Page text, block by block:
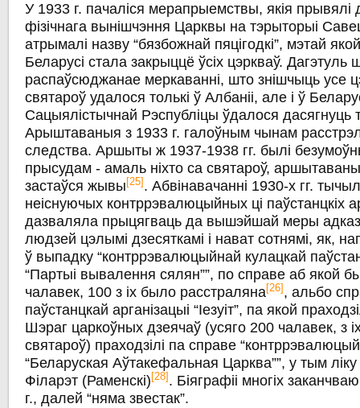
У 1933 г. пачаліся мерапрыемствы, якія прывялі
фізічнага вынішчэння Царквы на тэрыторыі
атрымалі назву “бязбожнай пяцігодкі”, мэтай
Беларусі стала закрыццё ўсіх цэркваў. Дагэтуль
распаўсюджанае меркаванні, што знішчыць усе
святароў удалося толькі ў Албаніі, але і ў
Сацыялістычнай Рэспубліцы ўдалося дасягнуць
Арыштаваныя з 1933 г. галоўным чынам
следства. Аршыты ж 1937-1938 гг. былі
прысудам - амаль ніхто са святароў,
застаўся жывы [25] . Абвінавачанні 1930-х гг.
неіснуючых контррэвалюцыйных ці паўстанцкіх
дазваляла прыцягваць да вышэйшай меры
людзей цэлымі дзесяткамі і нават сотнямі, як,
ў выпадку “контррэвалюцыйнай кулацкай
“Партыі вывалення сялян””, по справе аб якой
чалавек, 100 з іх было расстраляна[26] , альбо
паўстанцкай арганізацыі “Іезуіт”, па якой
Шэраг царкоўных дзеячаў (усяго 200 чалавек, з
святароў) праходзілі па справе
“Беларуская Аўтакефальная Царква””, у тым ліку
Філарэт (Раменскі) [28] . Біяграфіі многіх
г., далей “няма звестак”.